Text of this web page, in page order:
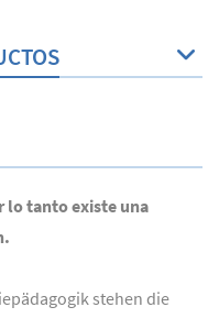
lo tanto existe una
stehen die